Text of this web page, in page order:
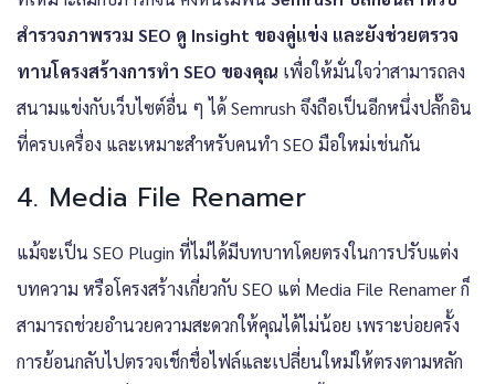
สำรวจภาพรวม SEO ดู Insight ของคู่แข่ง และยังช่วยตรวจ
ทานโครงสร้างการทำ SEO ของคุณ เพื่อให้มั่นใจว่าสามารถลง
สนามแข่งกับเว็บไซต์อื่น ๆ ได้ Semrush จึงถือเป็นอีกหนึ่งปลั๊กอิน
ที่ครบเครื่อง และเหมาะสำหรับคนทำ SEO มือใหม่เช่นกัน
4. Media File Renamer
แม้จะเป็น SEO Plugin ที่ไม่ได้มีบทบาทโดยตรงในการปรับแต่ง
บทความ หรือโครงสร้างเกี่ยวกับ SEO แต่ Media File Renamer ก็
สามารถช่วยอำนวยความสะดวกให้คุณได้ไม่น้อย เพราะบ่อยครั้ง
การย้อนกลับไปตรวจเช็กชื่อไฟล์และเปลี่ยนใหม่ให้ตรงตามหลัก